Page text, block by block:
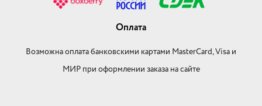
Оплата
Возможна оплата банковскими картами MasterCard, Visa и
МИР при оформлении заказа на сайте